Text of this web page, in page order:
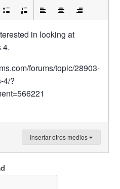
in looking at
4.
forums/topic/28903-
4/?
Insertar otros medios